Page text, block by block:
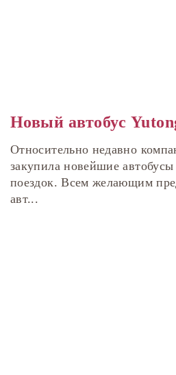
Новый автобус
Относительно недавно
закупила новейшие
поездок. Всем желающим
авт...